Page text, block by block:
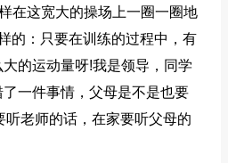
在这宽大的操场上一圈一圈地
的：只要在训练的过程中，有
的运动量呀!我是领导，同学
一件事情，父母是不是也要
听老师的话，在家要听父母的